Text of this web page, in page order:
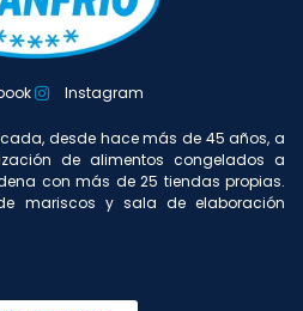
Instagram
desde hace más de 45 años, a
de alimentos congelados a
con más de 25 tiendas propias.
mariscos y sala de elaboración